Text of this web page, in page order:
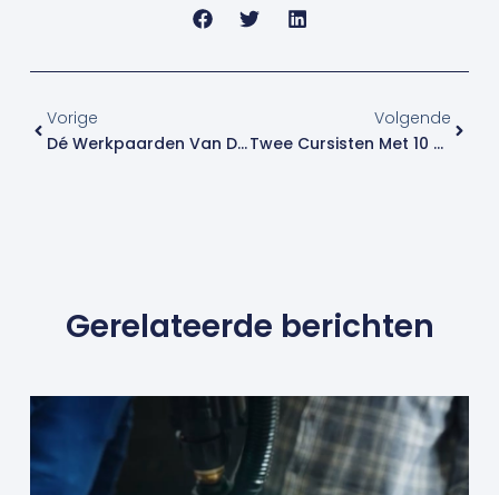
Vorige
Dé Werkpaarden Van De EWM-Familie
Volgende
Twee Cursisten Met 10 Voor Theorie-Examen!
Gerelateerde berichten